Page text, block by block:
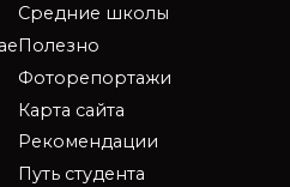
Средние школы
Полезно
Фоторепортажи
Карта сайта
Рекомендации
Путь студента